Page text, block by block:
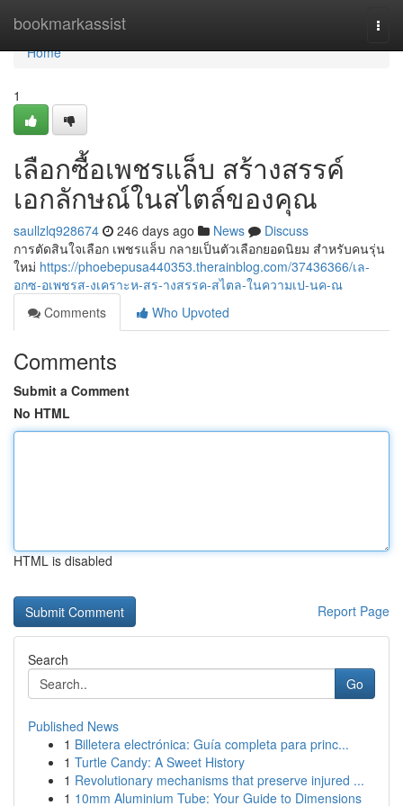
bookmarkassist
Home
Home
1
เลือกซื้อเพชรแล็บ สร้างสรรค์
เอกลักษณ์ในสไตล์ของคุณ
saullzlq928674 246 days ago News
Discuss
การตัดสินใจเลือก เพชรแล็บ กลายเป็นตัวเลือกยอดนิยม สำหรับคนรุ่น
ใหม่ https://phoebepusa440353.therainblog.com/37436366/เล-
อกซ-อเพชรส-งเคราะห-สร-างสรรค-สไตล-ในความเป-นค-ณ
Comments
Who Upvoted
Comments
Submit a Comment
No HTML
HTML is disabled
Report Page
Search
Go
Published News
1 Billetera electrónica: Guía completa para princ...
1 Turtle Candy: A Sweet History
1 Revolutionary mechanisms that preserve injured ...
1 10mm Aluminium Tube: Your Guide to Dimensions